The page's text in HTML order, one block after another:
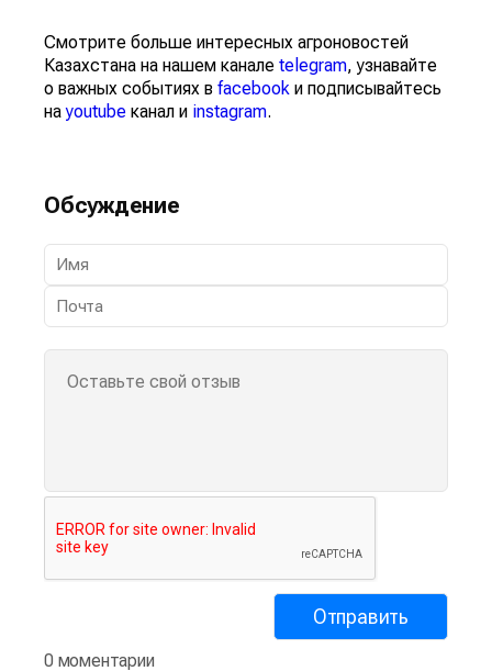
Смотрите больше интересных агроновостей
Казахстана на нашем канале telegram, узнавайте
о важных событиях в facebook и подписывайтесь
наyoutube канал и instagram.
Обсуждение
0 моментарии